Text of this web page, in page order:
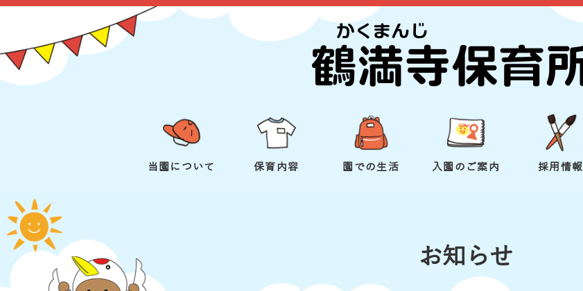
当園について 保育内容 園での生活 入園のご案内 採用情報
お知らせ